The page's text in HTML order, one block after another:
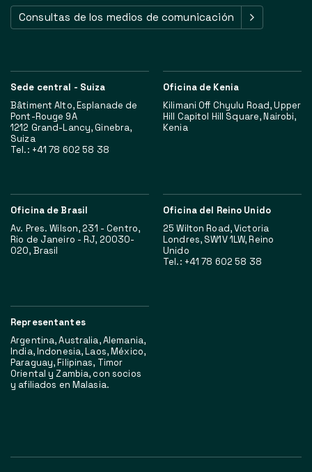
Consultas de los medios de comunicación
Sede central - Suiza
Bâtiment Alto, Esplanade de
Pont-Rouge 9A
1212 Grand-Lancy, Ginebra,
Suiza
Tel.: +41 78 602 58 38
Oficina de Kenia
Kilimani Off Chyulu Road, Upper
Hill Capitol Hill Square, Nairobi,
Kenia
Oficina de Brasil
Av. Pres. Wilson, 231 - Centro,
Rio de Janeiro - RJ, 20030-
020, Brasil
Oficina del Reino Unido
25 Wilton Road, Victoria
Londres, SW1V 1LW, Reino
Unido
Tel.: +41 78 602 58 38
Representantes
Argentina, Australia, Alemania,
India, Indonesia, Laos, México,
Paraguay, Filipinas, Timor
Oriental y Zambia, con socios
y afiliados en Malasia.